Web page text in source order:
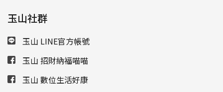
玉山社群
玉山 LINE官方帳號
玉山 招財納福喵喵
玉山 數位生活好康